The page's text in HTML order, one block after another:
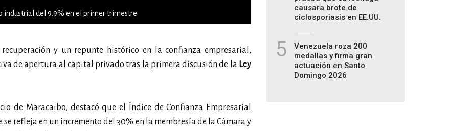
industrial del 9.9% en el primer trimestre
recuperación y un repunte histórico en la confianza empresarial,
de apertura al capital privado tras la primera discusión de la Ley
de Maracaibo, destacó que el Índice de Confianza Empresarial
refleja en un incremento del 30% en la membresía de la Cámara y
causara brote de
ciclosporiasis en EE.UU.
5
Venezuela roza 200
medallas y firma gran
actuación en Santo
Domingo 2026